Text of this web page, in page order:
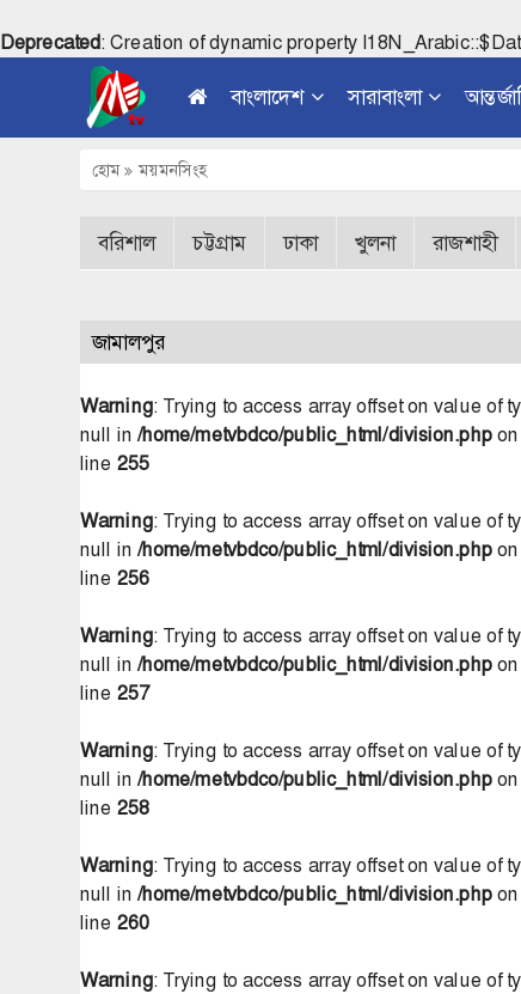
Deprecated: Creation of dynamic property
বাংলাদেশ সারাবাংলা
হোম ময়মনসিংহ
বরিশাল চট্টগ্রাম ঢাকা খুলনা রাজশাহী
জামালপুর
Warning: Trying to access array offset on value of
null in /home/metvbdco/public_html/division.phpon
line 255
Warning: Trying to access array offset on value of
null in /home/metvbdco/public_html/division.phpon
line 256
Warning: Trying to access array offset on value of
null in /home/metvbdco/public_html/division.phpon
line 257
Warning: Trying to access array offset on value of
null in /home/metvbdco/public_html/division.phpon
line 258
Warning: Trying to access array offset on value of
null in /home/metvbdco/public_html/division.phpon
line 260
Warning: Trying to access array offset on value of